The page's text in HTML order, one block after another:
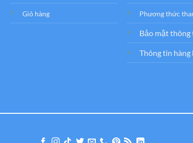
Giỏ hàng Phương thức
Bảo mật thông
Thông tin hàng